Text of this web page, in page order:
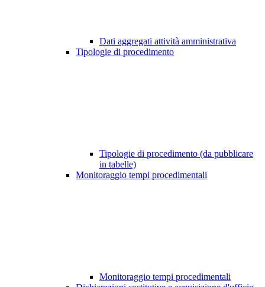
Dati aggregati attività amministrativa
Tipologie di procedimento
Tipologie di procedimento (da pubblicare
in tabelle)
Monitoraggio tempi procedimentali
Monitoraggio tempi procedimentali